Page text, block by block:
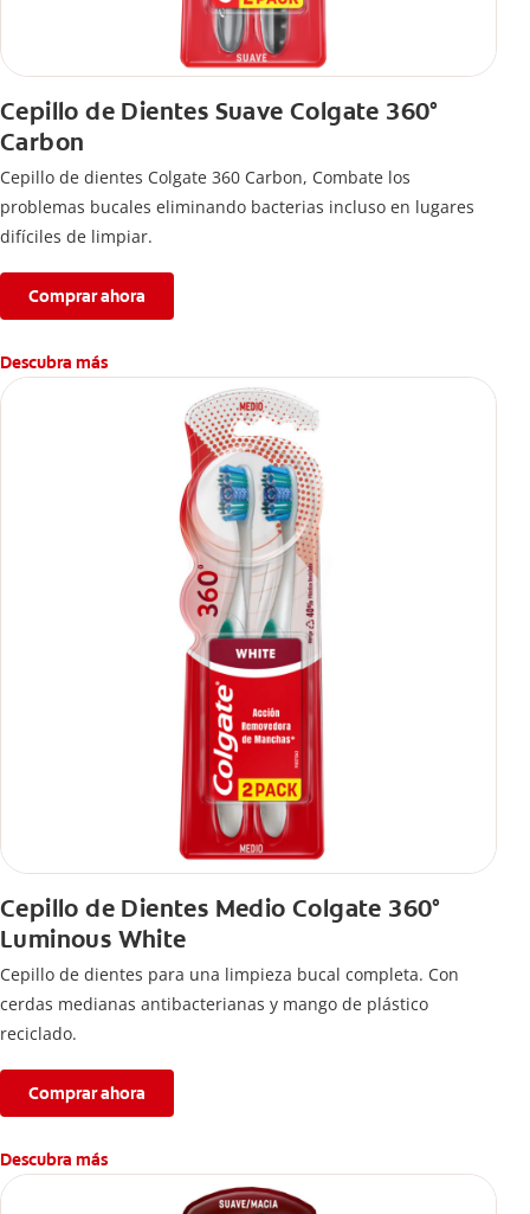
Cepillo de Dientes Suave Colgate 360°
Carbon
Cepillo de dientes Colgate 360 ​​Carbon, Combate los
problemas bucales eliminando bacterias incluso en lugares
difíciles de limpiar.
Comprar ahora
Descubra más
Cepillo de Dientes Medio Colgate 360°
Luminous White
Cepillo de dientes para una limpieza bucal completa. Con
cerdas medianas antibacterianas y mango de plástico
reciclado.
Comprar ahora
Descubra más